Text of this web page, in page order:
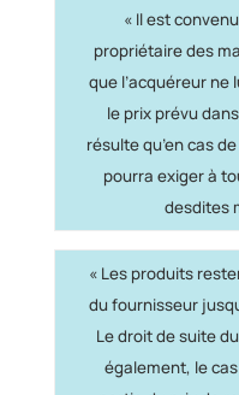
« Il est
propriétaire des
que l’acquéreur
le prix prévu
résulte qu’en cas
pourra exiger à
desdites
« Les produits
du fournisseur
Le droit de suite
également, le